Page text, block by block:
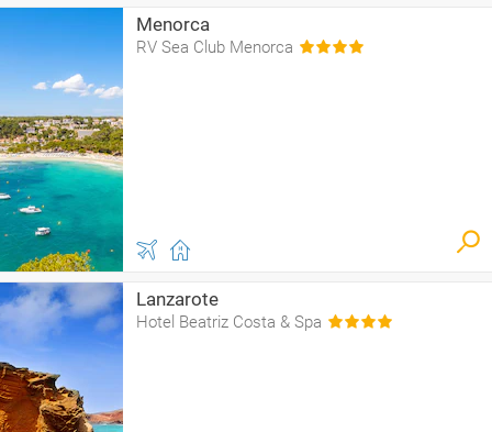
Menorca
RV Sea Club Menorca
Lanzarote
Hotel Beatriz Costa & Spa